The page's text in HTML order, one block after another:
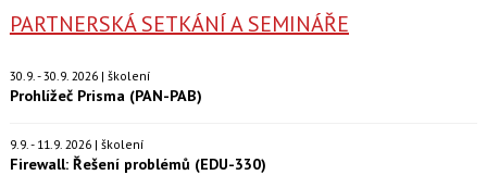
PARTNERSKÁ SETKÁNÍ A SEMINÁŘE
30.9. - 30.9. 2026 | školení
Prohlížeč Prisma (PAN-PAB)
9.9. - 11.9. 2026 | školení
Firewall: Řešení problémů (EDU-330)